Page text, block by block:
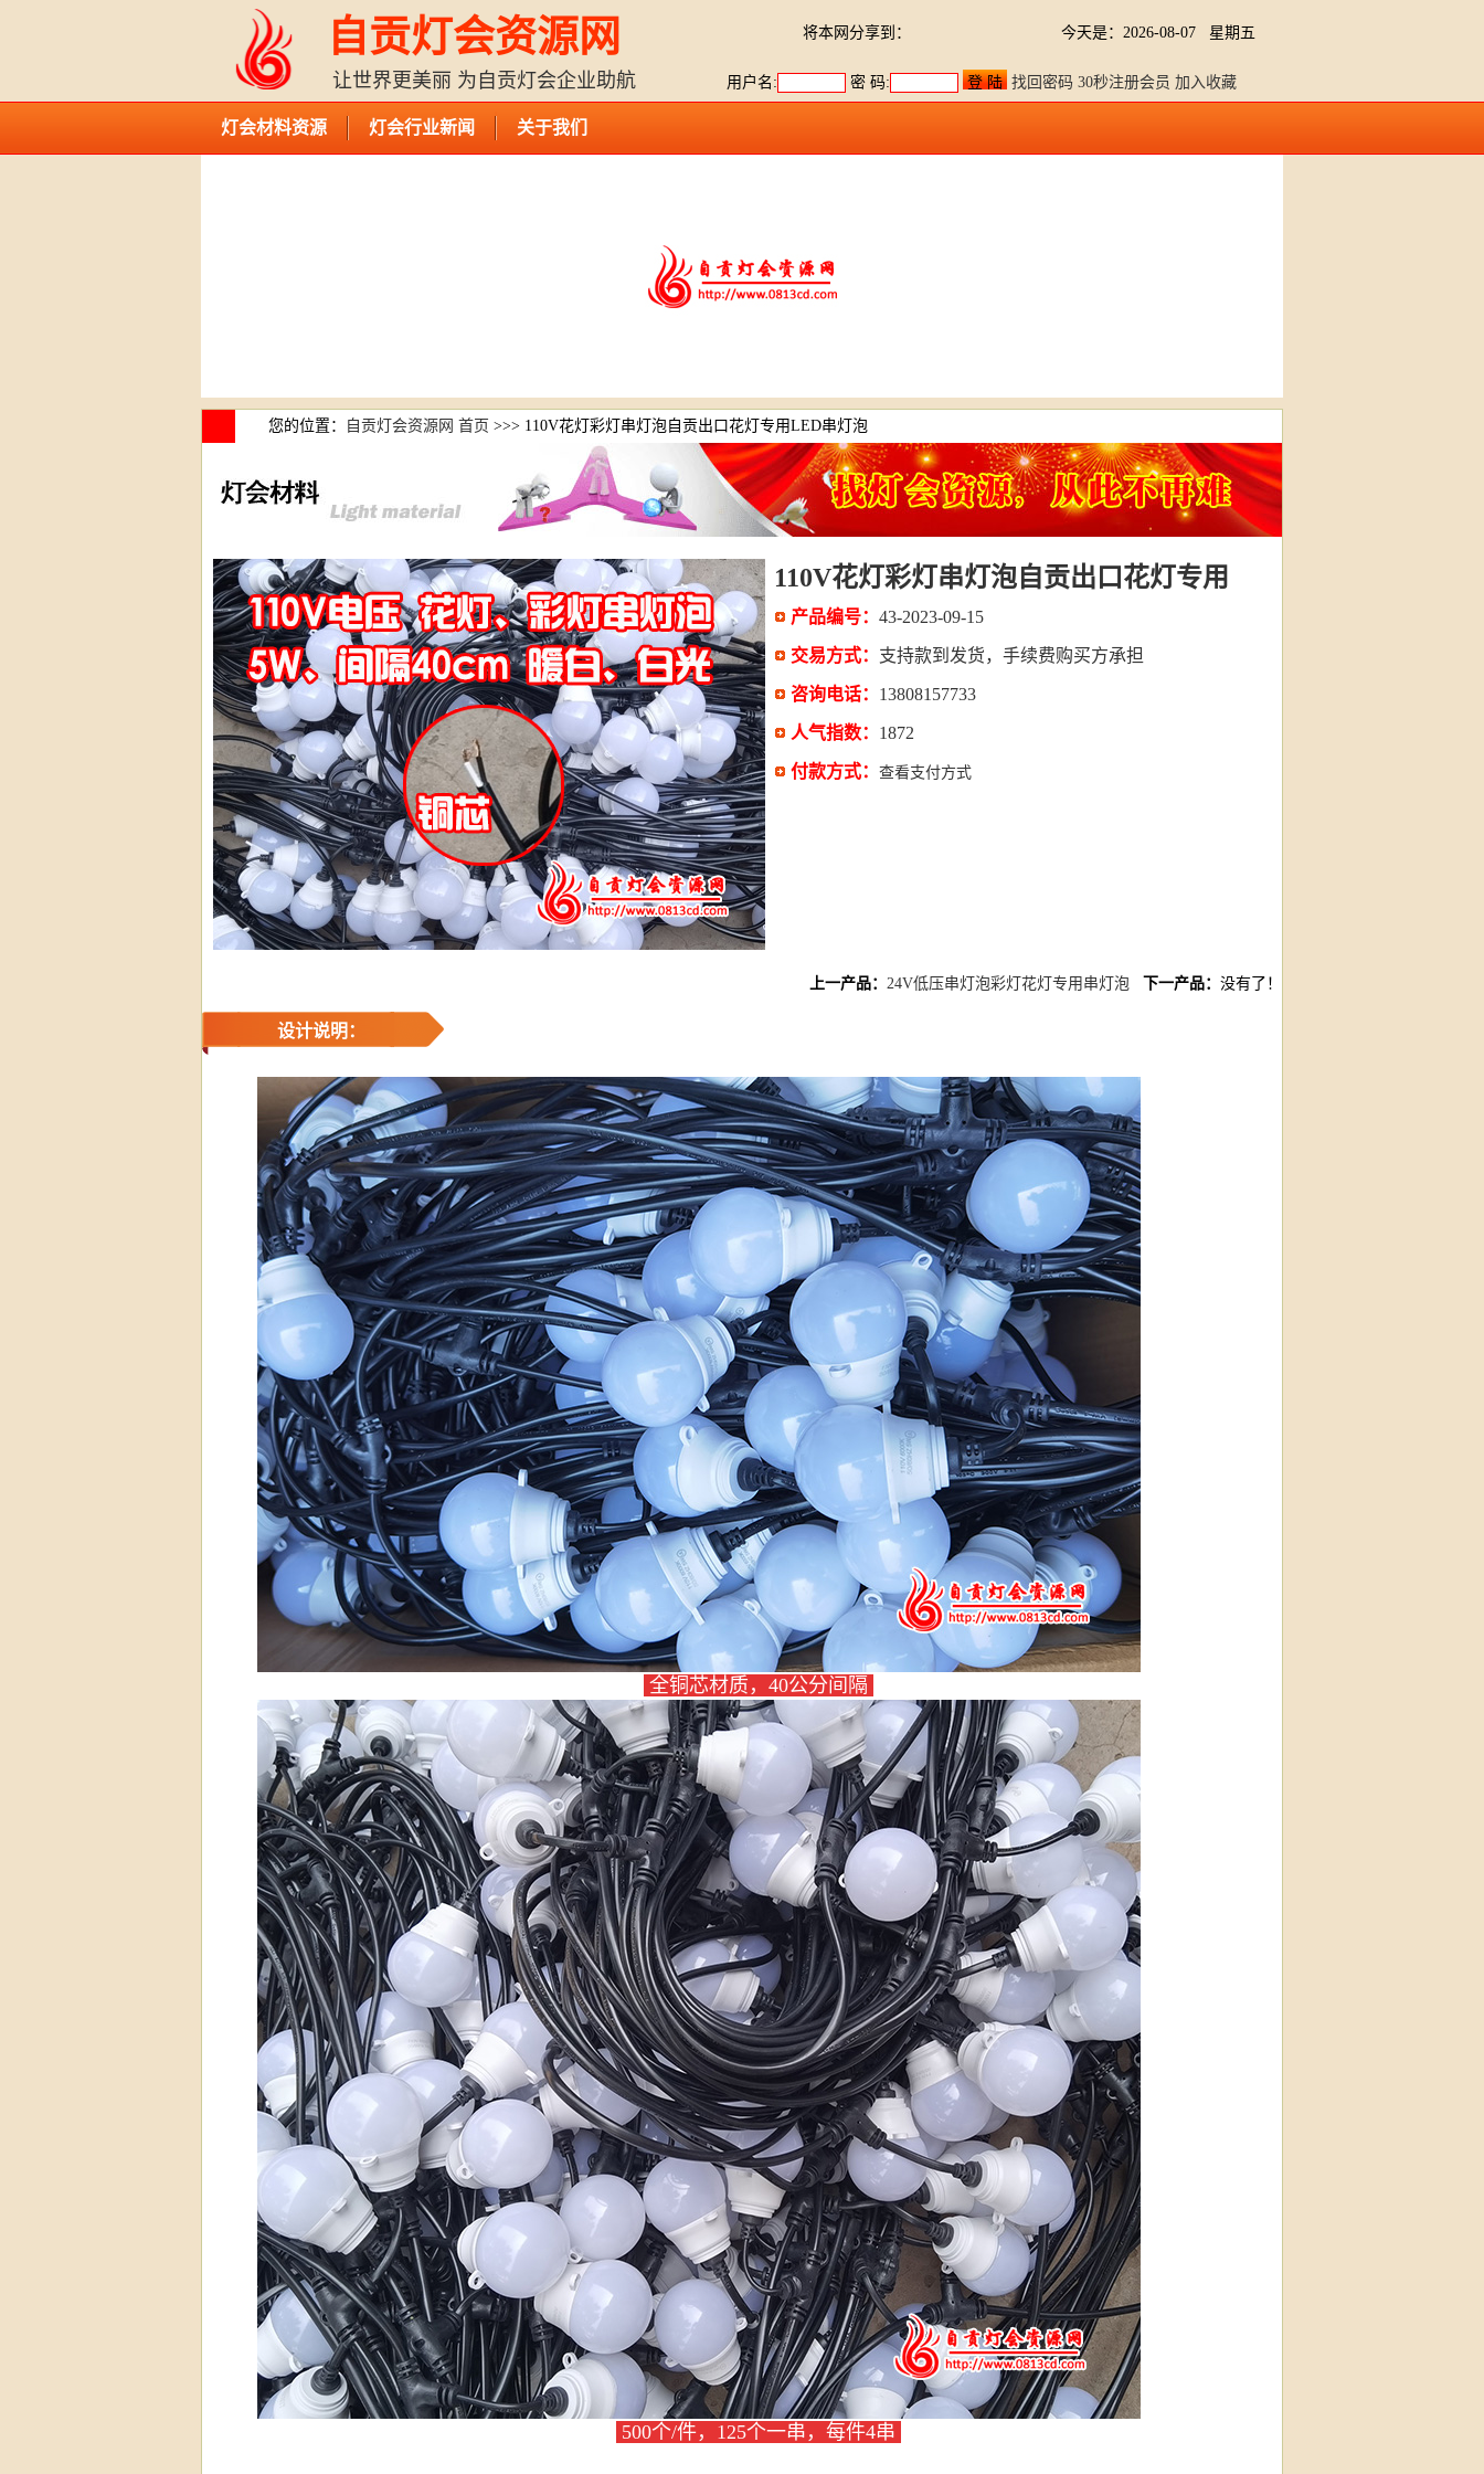
自贡灯会资源网 将本网分享到： 今天是：2026-08-07 星期五
让世界更美丽 为自贡灯会企业助航 用户名: 密 码: 找回密码 30秒注册会员 加入收藏
灯会材料资源 灯会行业新闻 关于我们
您的位置： 自贡灯会资源网 首页 >>> 110V花灯彩灯串灯泡自贡出口花灯专用LED串灯泡
110V花灯彩灯串灯泡自贡出口花灯专用
LED串灯泡
产品编号： 43-2023-09-15
交易方式： 支持款到发货，手续费购买方承担
咨询电话： 13808157733
人气指数： 1872
付款方式： 查看支付方式
上一产品： 24V低压串灯泡彩灯花灯专用串灯泡 下一产品： 没有了！
设计说明：
全铜芯材质，40公分间隔
500个/件，125个一串，每件4串